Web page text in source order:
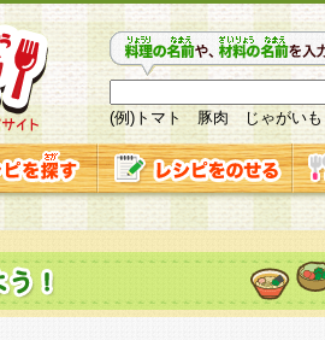
(例)トマト 豚肉 じゃがいも